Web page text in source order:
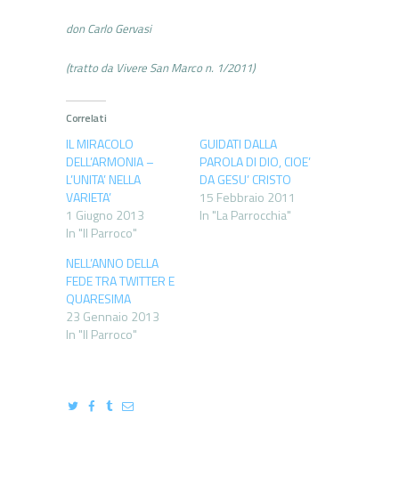
don Carlo Gervasi
(tratto da Vivere San Marco n. 1/2011)
Correlati
IL MIRACOLO
DELL’ARMONIA –
L’UNITA’ NELLA
VARIETA’
1 Giugno 2013
In "Il Parroco"
GUIDATI DALLA
PAROLA DI DIO, CIOE’
DA GESU’ CRISTO
15 Febbraio 2011
In "La Parrocchia"
NELL’ANNO DELLA
FEDE TRA TWITTER E
QUARESIMA
23 Gennaio 2013
In "Il Parroco"